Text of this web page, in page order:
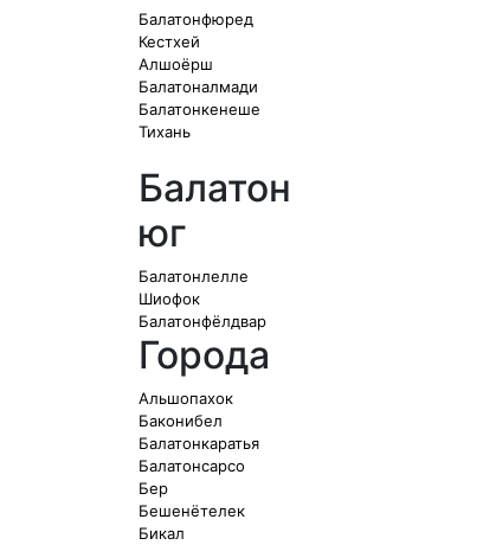
Балатонфюред
Кестхей
Алшоёрш
Балатоналмади
Балатонкенеше
Тихань
Балатон
юг
Балатонлелле
Шиофок
Балатонфёлдвар
Города
Альшопахок
Баконибел
Балатонкаратья
Балатонсарсо
Бер
Бешенётелек
Бикал